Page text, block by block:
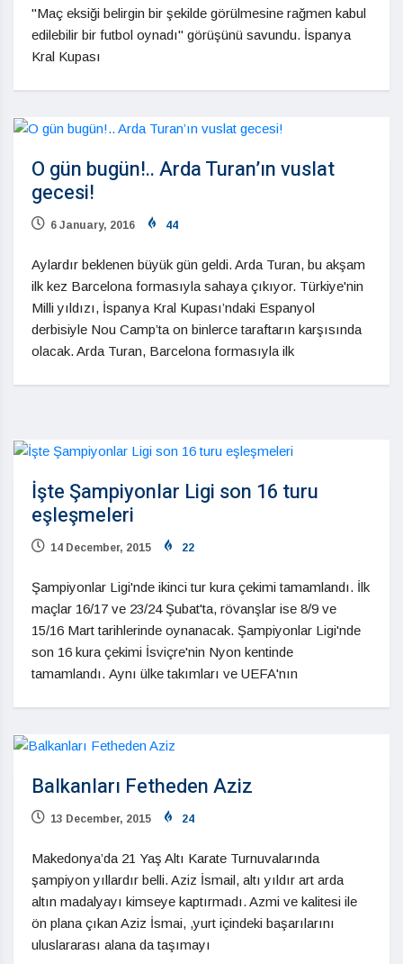
"Maç eksiği belirgin bir şekilde görülmesine rağmen kabul
edilebilir bir futbol oynadı" görüşünü savundu. İspanya
Kral Kupası
O gün bugün!.. Arda Turan’ın vuslat
gecesi!
6 January, 2016 44
Aylardır beklenen büyük gün geldi. Arda Turan, bu akşam
ilk kez Barcelona formasıyla sahaya çıkıyor. Türkiye'nin
Milli yıldızı, İspanya Kral Kupası’ndaki Espanyol
derbisiyle Nou Camp’ta on binlerce taraftarın karşısında
olacak. Arda Turan, Barcelona formasıyla ilk
İşte Şampiyonlar Ligi son 16 turu
eşleşmeleri
14 December, 2015 22
Şampiyonlar Ligi'nde ikinci tur kura çekimi tamamlandı. İlk
maçlar 16/17 ve 23/24 Şubat'ta, rövanşlar ise 8/9 ve
15/16 Mart tarihlerinde oynanacak. Şampiyonlar Ligi'nde
son 16 kura çekimi İsviçre'nin Nyon kentinde
tamamlandı. Aynı ülke takımları ve UEFA'nın
Balkanları Fetheden Aziz
13 December, 2015 24
Makedonya’da 21 Yaş Altı Karate Turnuvalarında
şampiyon yıllardır belli. Aziz İsmail, altı yıldır art arda
altın madalyayı kimseye kaptırmadı. Azmi ve kalitesi ile
ön plana çıkan Aziz İsmai, ,yurt içindeki başarılarını
uluslararası alana da taşımayı